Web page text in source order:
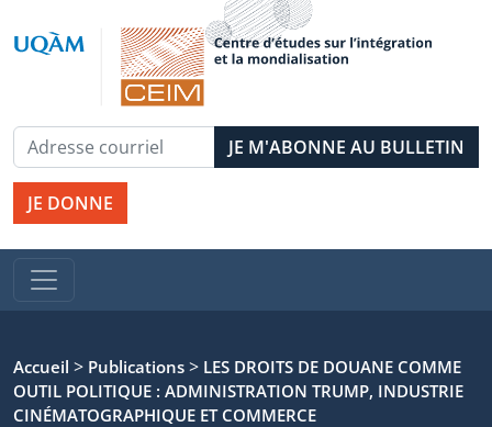
JE DONNE
Accueil > Publications > LES DROITS DE DOUANE COMME
OUTIL POLITIQUE : ADMINISTRATION TRUMP, INDUSTRIE
CINÉMATOGRAPHIQUE ET COMMERCE